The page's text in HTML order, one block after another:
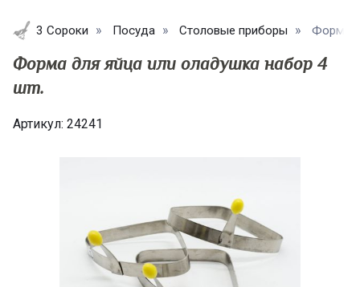
3 Сороки Посуда Столовые приборы Форма
Форма для яйца или оладушка набор 4
шт.
Артикул: 24241